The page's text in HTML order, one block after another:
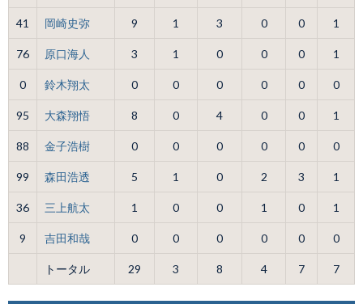
41 岡崎史弥 9 1 3 0 0 1
76 原口海人 3 1 0 0 0 1
0 鈴木翔太 0 0 0 0 0 0
95 大森翔悟 8 0 4 0 0 1
88 金子浩樹 0 0 0 0 0 0
99 森田浩透 5 1 0 2 3 1
36 三上航太 1 0 0 1 0 1
9 吉田和哉 0 0 0 0 0 0
トータル 29 3 8 4 7 7